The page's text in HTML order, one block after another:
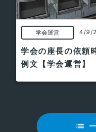
学会運営 4/9/
学会の座長の依頼
例文【学会運営】